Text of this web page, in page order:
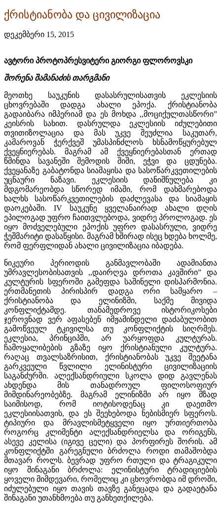
ქრისტიანობა და ცივილიზაცია
დეკემბერი 15, 2015
ავტორი პროტოპრესვიტერი გიორგი ფლოროვსკი
შორენა შამანაძის თარგმანი
მეოთხე საუკუნის დასასრულისათვის ეკლესიის
ცხოვრებაში დადგა ახალი ეპოქა. ქრისტიანობა
გადაიბარა იმპერიამ და ეს მოხდა ,,მოციქულთასწორი”
კეისრის სახით. დასრულდა ეკლესიის იძულებითი
თვითიზოლაცია და მას უკვე შეუძლია საკუთარ,
კამაროვან ჭერქვეშ უმასპინძლოს ხსნამოწყურებულ
ქვეყნიერებას. მაგრამ ამ ქვეყნიერებასთან ერთად
წმინდა სავანეში შემოდის შიში, ეჭვი და ცდუნება.
ქვეყანაზე გაბატონდა სიამაყისა და სასოწარკვეთილების
უცნაური ნაზავი. ეკლესიის დანიშნულება კი
მდგომარეობდა სწორედ იმაში, რომ დახმარებოდა
ხალხს სასოწარკვეთილების დაძლევასა და სიამაყის
დაოკებაში. IV საუკუნე ყველანაირად ახალი დღის
ეპილოგად უფრო ჩაითვლებოდა, ვიდრე პროლოგად. ეს
იყო მოძველებული ეპოქის უფრო დასასრული, ვიდრე
ჭეშმარიტი დასაწყისი. მაგრამ ხშირად ისეც ხდება ხოლმე,
რომ ფერფლიდან ახალი ცივილიზაცია იბადება.
ნიკეური პერიოდის განმავლობაში ადამიანთა
უმრავლესობისათვის ,,დაირღვა დროთა კავშირი” და
კულტურის სფეროში გამეფდა საშინელი დისჰარმონია.
ერთმანეთის პირისპირ დადგა ორი სამყარო –
ქრისტიანობა და ელინიზმი, საქმე მივიდა
კონფლიქტამდე. თანამედროვე ისტორიკოსები
ჯეროვნად ვერ აფასებენ იმჟამინდელი დაძაბულობით
გამოწვეულ ტკივილსა თუ კონფლიქტის სიღრმეს.
ეკლესია, პრინციპში, არ უარყოფდა კულტურას.
ჩამოყალიბების გზაზე იყო ქრისტიანული კულტურა.
რაღაც თვალსაზრისით, ქრისტიანობას უკვე შეეტანა
გარკვეული წვლილი ელინისტური ცივილიზაციის
საგანძურში. ალექსანდრიული სკოლა დიდ გავლენას
ახდენდა მის თანადროულ ფილოსოფიურ
მიმდინარეობებზე. მაგრამ ელინიზმი არ იყო მზად
საიმისოდ, რომ იოტისოდენაც კი დაეთმო
ეკლესიისათვის, და ეს შეეხებოდა ნებისმიერ სფეროს.
ტიპიური და მრავლისმეტყველი იყო ურთიერთობა
როგორც კლიმენტი ალექსანდრიელსა და ორიგენს,
ასევე კელისა (იგივე ცელი) და პორფირეს შორის. ამ
კონფლიქტში გარეგნული ბრძოლა როდი თამაშობდა
მთავარ როლს. ბევრად უფრო რთული და ტრაგიკული
იყო შინაგანი ბრძოლა: ელინისტური ტრადიციების
ყოველი მიმდევარი, რომელიც კი ცხოვრობდა იმ დროში,
იძულებული იყო თავის თავზე განეცადა და გადაეტანა
შინაგანი უთანხმოება თუ განხეთქილება.